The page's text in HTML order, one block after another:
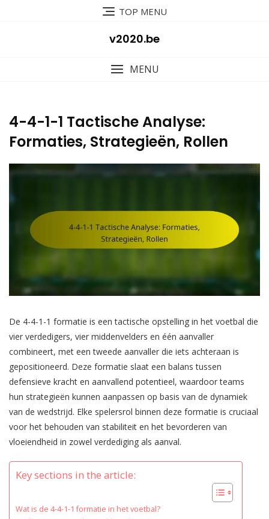
TOP MENU
v2020.be
MENU
4-4-1-1 Tactische Analyse:
Formaties, Strategieën, Rollen
De 4-4-1-1 formatie is een tactische opstelling in het voetbal die
vier verdedigers, vier middenvelders en één aanvaller
combineert, met een tweede aanvaller die iets achteraan is
gepositioneerd. Deze formatie slaat een balans tussen
defensieve kracht en aanvallend potentieel, waardoor teams
hun strategieën kunnen aanpassen op basis van de dynamiek
van de wedstrijd. Elke spelersrol binnen deze formatie is cruciaal
voor het behouden van stabiliteit en het bevorderen van
vloeiendheid in zowel verdediging als aanval.
Key sections in the article:
Wat is de 4-4-1-1 formatie in het voetbal?